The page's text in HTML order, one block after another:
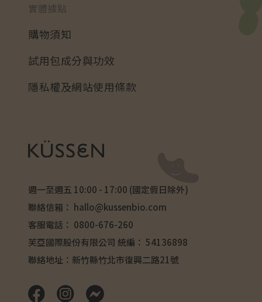
週一至週五 10:00 - 17:00 (國定假日除外)
聯絡信箱： hallo@kussenbio.com
客服電話： 0800-676-260
芙亞國際股份有限公司 統編： 54136898
聯絡地址：新竹縣竹北市復興二路21號
實體據點
購物須知
試用包成分與功效
隱私權及網站使用條款